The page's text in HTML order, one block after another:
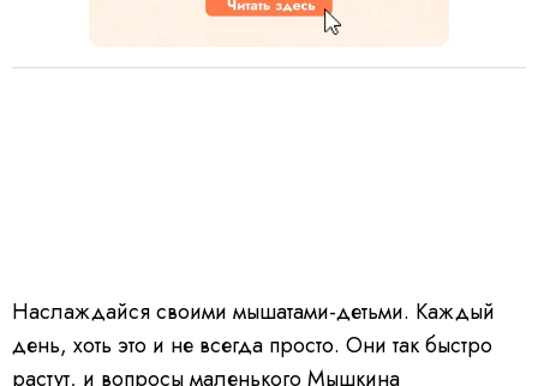
Наслаждайся своими мышатами-детьми. Каждый
день, хоть это и не всегда просто. Они так быстро
растут, и вопросы маленького Мышкина